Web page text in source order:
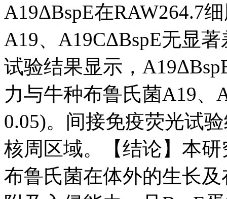
A19ΔBspE在RAW264.7
A19、A19CΔBspE无显
试验结果显示，
力与牛种布鲁氏菌A19、
0.05)。间接免疫荧光试
核周区域。【结论】本
布鲁氏菌在体外的生长